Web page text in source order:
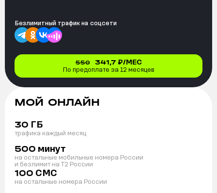
Безлимитный трафик на соцсети
550 341,7 ₽/МЕС
По предоплате за 12 месяцев
МОЙ ОНЛАЙН
30 ГБ
трафика каждый месяц
500 минут
на остальные мобильные номера России
и безлимит на T2 России
100 СМС
на остальные номера России